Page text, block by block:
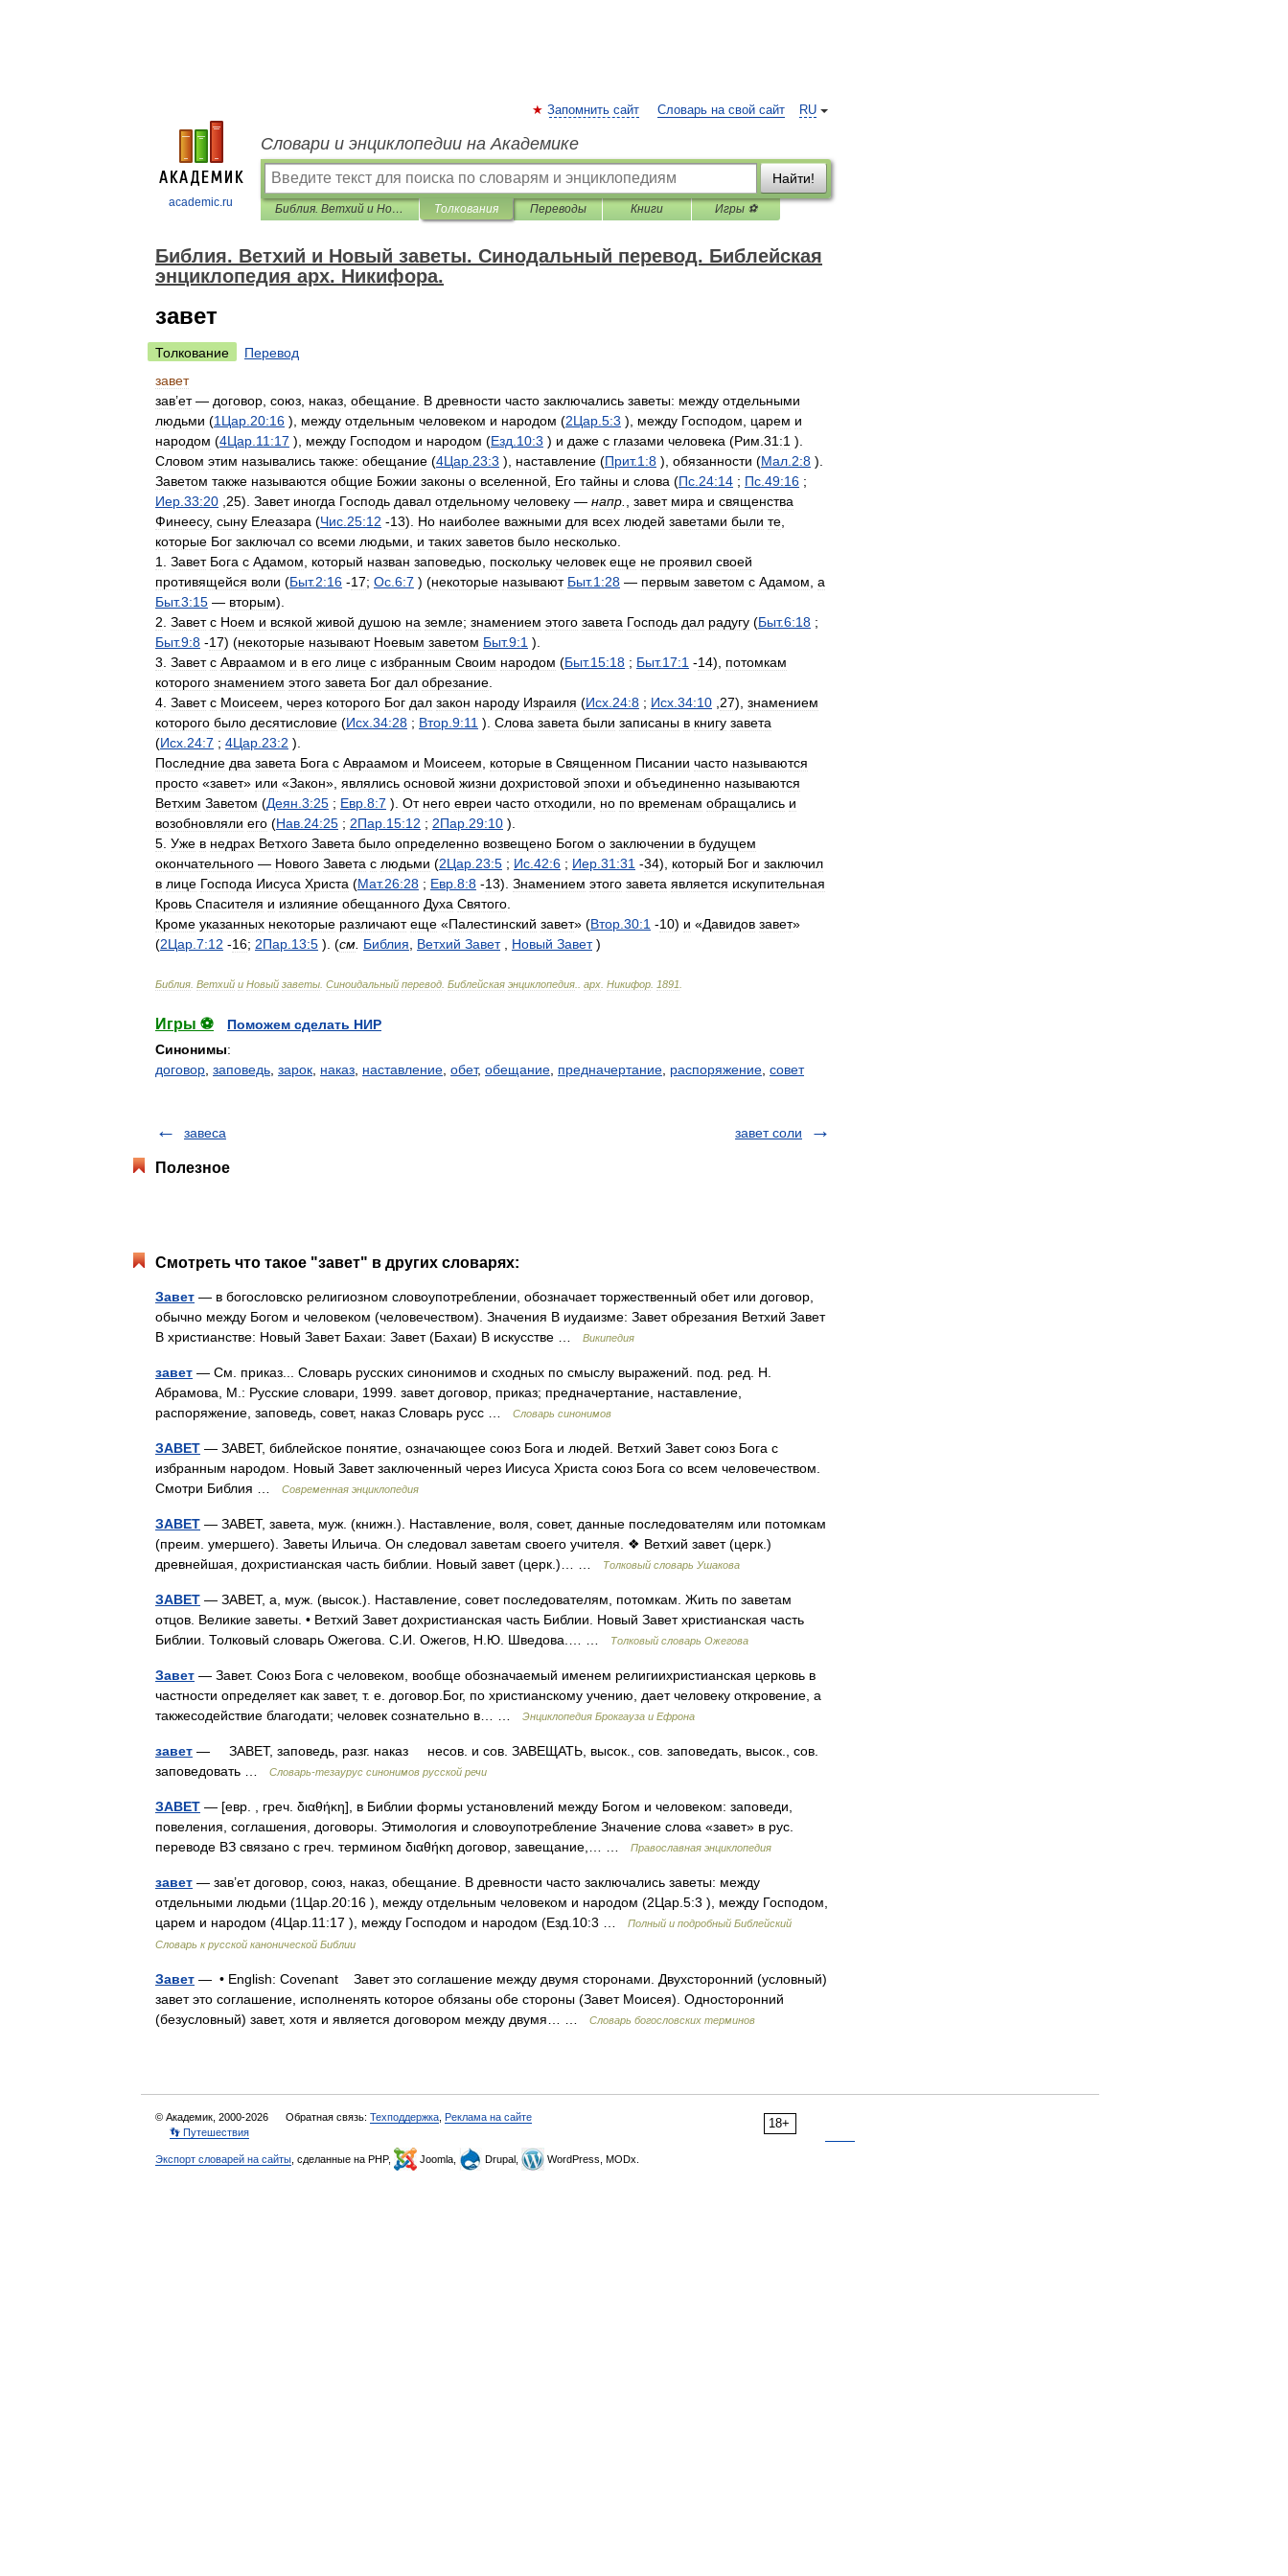
academic.ru
RU
Запомнить сайт Словарь на свой сайт
Словари и энциклопедии на Академике
Найти!
Библия. Ветхий и Новый заветы. Синодальный перевод. Библейская энциклопедия арх. Никифора. Толкования Переводы Книги Игры ⚽
Библия. Ветхий и Новый заветы. Синодальный перевод. Библейская
энциклопедия арх. Никифора.
завет
Толкование
Перевод
завет
зав’ет— договор союз наказ обещание В древности часто заключались заветы: между отдельными
людьми (1Цар 20:16 ), между отдельным человеком и народом (2Цар 5:3 ), между Господом царем и
народом (4Цар 11:17 ), между Господом и народом (Езд 10:3 ) и даже с глазами человека (Рим 31:1 ).
Словом этим назывались также: обещание (4Цар 23:3 ), наставление (Прит.1:8 ), обязанности (Мал 2:8 ).
Заветом также называются общие Божии законы о вселенной Его тайны и слова (Пс 24:14 ; Пс 49:16 ;
Иер 33:20 25). Завет иногда Господь давал отдельному человеку — напр завет мира и священства
Финеесу, сыну Елеазара (Чис 25:12 -13). Но наиболее важными для всех людей заветами были те
которые Бог заключал со всеми людьми и таких заветов было несколько
1
Завет Бога с Адамом который назван заповедью поскольку человек еще не проявил своей
противящейся воли (Быт.2:16 -17; Ос 6:7 ) (некоторые называют Быт.1:28 — первым заветом с Адамом а
Быт.3:15 — вторым).
2 Завет с Ноем и всякой живой душою на земле; знамением этого завета Господь дал радугу (Быт.6:18 ;
Быт.9:8 -17) (некоторые называют Ноевым заветом Быт.9:1 ).
3 Завет с Авраамом и в его лице с избранным Своим народом (Быт.15:18 ; Быт.17:1 -14), потомкам
которого знамением этого завета Бог дал обрезание
4 Завет с Моисеем через которого Бог дал закон народу Израиля (Исх 24:8 ; Исх 34:10 27), знамением
которого было десятисловие (Исх 34:28 ; Втор 9:11 ). Слова завета были записаны в книгу завета
(Исх 24:7 ; 4Цар 23:2 ).
Последние два завета Бога с Авраамом и Моисеем которые в Священном Писании часто называются
просто «завет» или «Закон», являлись основой жизни дохристовой эпохи и объединенно называются
Ветхим Заветом (Деян 3:25 ; Евр 8:7 ). От него евреи часто отходили но по временам обращались и
возобновляли его (Нав 24:25 ; 2Пар 15:12 ; 2Пар 29:10 ).
5 Уже в недрах Ветхого Завета было определенно возвещено Богом о заключении в будущем
окончательного — Нового Завета с людьми (2Цар 23:5 ; Ис 42:6 ; Иер 31:31 -34), который Бог и заключил
в лице Господа Иисуса Христа (Мат.26:28 ; Евр 8:8 -13). Знамением этого завета является искупительная
Кровь Спасителя и излияние обещанного Духа Святого
Кроме указанных некоторые различают еще «Палестинский завет» (Втор 30:1 -10) и «Давидов завет»
(2Цар 7:12 -16; 2Пар 13:5 ). (см Библия Ветхий Завет, Новый Завет)
Библия Ветхий и Новый заветы Синоидальный перевод Библейская энциклопедия арх Никифор 1891
Игры ⚽
Поможем сделать НИР
Синонимы:
договор заповедь зарок наказ наставление обет, обещание предначертание распоряжение совет
завеса завет соли
Полезное
Смотреть что такое "завет" в других словарях:
Завет — в богословско религиозном словоупотреблении, обозначает торжественный обет или договор,
обычно между Богом и человеком (человечеством). Значения В иудаизме: Завет обрезания Ветхий Завет
В христианстве: Новый Завет Бахаи: Завет (Бахаи) В искусстве …
Википедия
завет — См. приказ... Словарь русских синонимов и сходных по смыслу выражений. под. ред. Н.
Абрамова, М.: Русские словари, 1999. завет договор, приказ; предначертание, наставление,
распоряжение, заповедь, совет, наказ Словарь русс …
Словарь синонимов
ЗАВЕТ — ЗАВЕТ, библейское понятие, означающее союз Бога и людей. Ветхий Завет союз Бога с
избранным народом. Новый Завет заключенный через Иисуса Христа союз Бога со всем человечеством.
Смотри Библия …
Современная энциклопедия
ЗАВЕТ — ЗАВЕТ, завета, муж. (книжн.). Наставление, воля, совет, данные последователям или потомкам
(преим. умершего). Заветы Ильича. Он следовал заветам своего учителя. ❖ Ветхий завет (церк.)
древнейшая, дохристианская часть библии. Новый завет (церк.)… …
Толковый словарь Ушакова
ЗАВЕТ — ЗАВЕТ, а, муж. (высок.). Наставление, совет последователям, потомкам. Жить по заветам
отцов. Великие заветы. • Ветхий Завет дохристианская часть Библии. Новый Завет христианская часть
Библии. Толковый словарь Ожегова. С.И. Ожегов, Н.Ю. Шведова.… …
Толковый словарь Ожегова
Завет — Завет. Союз Бога с человеком, вообще обозначаемый именем религиихристианская церковь в
частности определяет как завет, т. е. договор.Бог, по христианскому учению, дает человеку откровение, а
такжесодействие благодати; человек сознательно в… …
Энциклопедия Брокгауза и Ефрона
завет — ЗАВЕТ, заповедь, разг. наказ несов. и сов. ЗАВЕЩАТЬ, высок., сов. заповедать, высок., сов.
заповедовать …
Словарь-тезаурус синонимов русской речи
ЗАВЕТ — [евр. , греч. διαθήκη], в Библии формы установлений между Богом и человеком: заповеди,
повеления, соглашения, договоры. Этимология и словоупотребление Значение слова «завет» в рус.
переводе ВЗ связано с греч. термином διαθήκη договор, завещание,… …
Православная энциклопедия
завет — зав’ет договор, союз, наказ, обещание. В древности часто заключались заветы: между
отдельными людьми (1Цар.20:16 ), между отдельным человеком и народом (2Цар.5:3 ), между Господом,
царем и народом (4Цар.11:17 ), между Господом и народом (Езд.10:3 …
Полный и подробный Библейский
Словарь к русской канонической Библии
Завет — • English: Covenant Завет это соглашение между двумя сторонами. Двухсторонний (условный)
завет это соглашение, исполненять которое обязаны обе стороны (Завет Моисея). Односторонний
(безусловный) завет, хотя и является договором между двумя… …
Словарь богословских терминов
18+
© Академик, 2000-2026 Обратная связь: Техподдержка Реклама на сайте
👣 Путешествия
Экспорт словарей на сайты , сделанные на PHP, Joomla, Drupal, WordPress, MODx.